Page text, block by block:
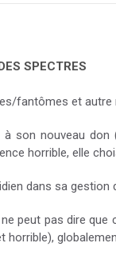
SPECTRES
fantômes et
son nouveau
horrible, elle
dans sa
peut pas dire
horrible),